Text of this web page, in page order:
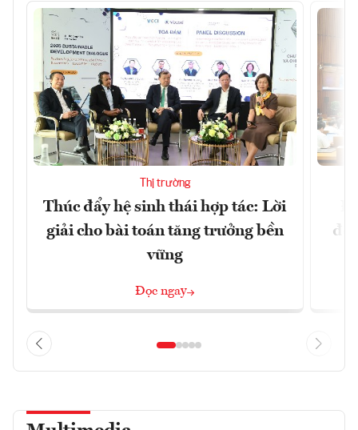
Thị trường
Thúc đẩy hệ sinh thái hợp tác: Lời
giải cho bài toán tăng trưởng bền
vững
Đọc ngay